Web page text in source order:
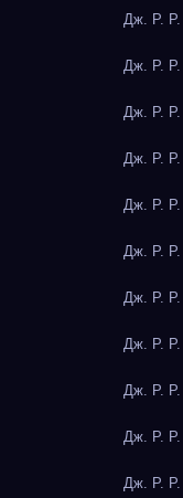
Дж. Р. Р.
Дж. Р. Р.
Дж. Р. Р.
Дж. Р. Р.
Дж. Р. Р.
Дж. Р. Р.
Дж. Р. Р.
Дж. Р. Р.
Дж. Р. Р.
Дж. Р. Р.
Дж. Р. Р.